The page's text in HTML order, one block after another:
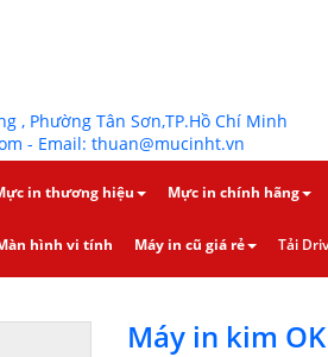
, Phường Tân Sơn,TP.Hồ Chí Minh
- Email: thuan@mucinht.vn
in thương hiệu Mực in chính hãng
hình vi tính Máy in cũ giá rẻ Tải
Máy in kim